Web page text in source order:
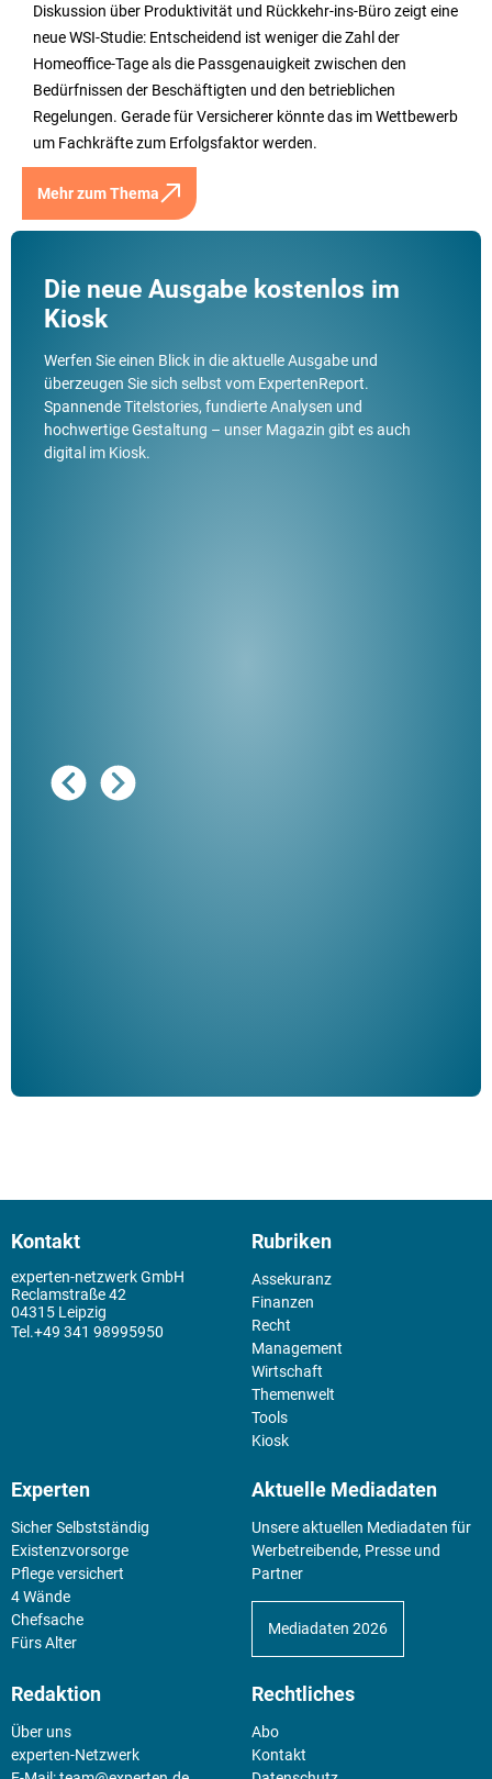
Diskussion über Produktivität und Rückkehr-ins-Büro zeigt eine
neue WSI-Studie: Entscheidend ist weniger die Zahl der
Homeoffice-Tage als die Passgenauigkeit zwischen den
Bedürfnissen der Beschäftigten und den betrieblichen
Regelungen. Gerade für Versicherer könnte das im Wettbewerb
um Fachkräfte zum Erfolgsfaktor werden.
Mehr zum Thema
Die neue Ausgabe kostenlos im
Kiosk
Werfen Sie einen Blick in die aktuelle Ausgabe und
überzeugen Sie sich selbst vom ExpertenReport.
Spannende Titelstories, fundierte Analysen und
hochwertige Gestaltung – unser Magazin gibt es auch
digital im Kiosk.
Kontakt
experten-netzwerk GmbH
Reclamstraße 42
04315 Leipzig
+49 341 98995950
Rubriken
Assekuranz
Finanzen
Recht
Management
Wirtschaft
Themenwelt
Tools
Kiosk
Experten
Sicher Selbstständig
Existenz­vorsorge
Pflege versichert
4 Wände
Chefsache
Fürs Alter
Aktuelle Mediadaten
Unsere aktuellen Mediadaten für
Werbetreibende, Presse und
Partner
Mediadaten 2026
Redaktion
Über uns
experten-Netzwerk
Rechtliches
Abo
Kontakt